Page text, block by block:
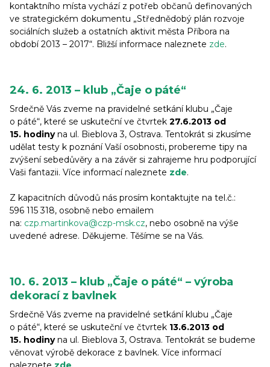
kontaktního místa vychází z potřeb občanů definovaných
ve strategickém dokumentu „Střednědobý plán rozvoje
sociálních služeb a ostatních aktivit města Příbora na
období 2013 – 2017“. Bližší informace naleznete zde.
24. 6. 2013 – klub „Čaje o páté“
Srdečně Vás zveme na pravidelné setkání klubu „Čaje
o páté“, které se uskuteční ve čtvrtek 27.6.2013 od
15. hodinyna ul. Bieblova 3, Ostrava. Tentokrát si zkusíme
udělat testy k poznání Vaší osobnosti, probereme tipy na
zvýšení sebedůvěry a na závěr si zahrajeme hru podporující
Vaši fantazii. Více informací naleznete zde.
Z kapacitních důvodů nás prosím kontaktujte na tel.č.:
596 115 318, osobně nebo emailem
na: czp.martinkova@czp-msk.cz, nebo osobně na výše
uvedené adrese. Děkujeme. Těšíme se na Vás.
10. 6. 2013 – klub „Čaje o páté“ – výroba
dekorací z bavlnek
Srdečně Vás zveme na pravidelné setkání klubu „Čaje
o páté“, které se uskuteční ve čtvrtek 13.6.2013 od
15. hodinyna ul. Bieblova 3, Ostrava. Tentokrát se budeme
věnovat výrobě dekorace z bavlnek. Více informací